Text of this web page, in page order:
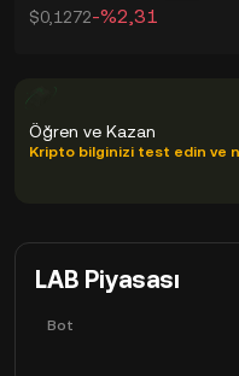
$0,1272-%2,31
Öğren ve Kazan
Kripto bilginizi test edin ve
LAB Piyasası
Bot